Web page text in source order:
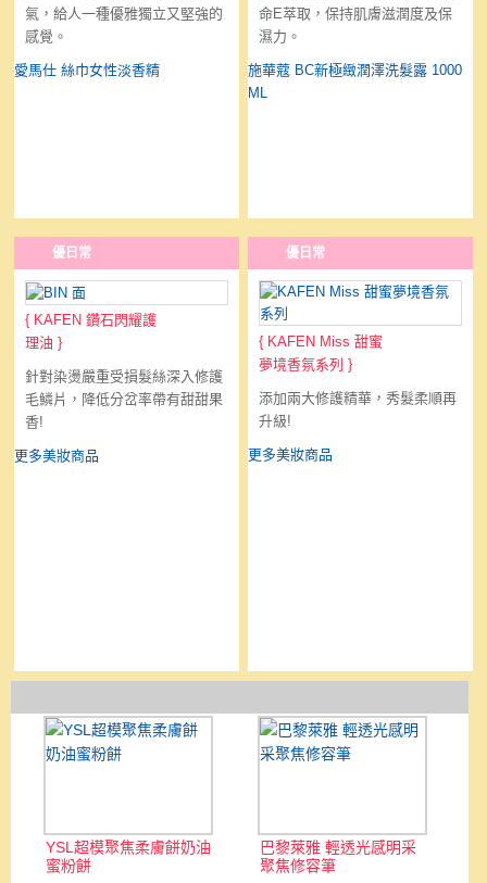
氣，給人一種優雅獨立又堅強的
感覺。
愛馬仕 絲巾女性淡香精
命E萃取，保持肌膚滋潤度及保
濕力。
施華蔻 BC新極緻潤澤洗髮露 1000
ML
優日常
{ KAFEN 鑽石閃耀護
理油 }
針對染燙嚴重受損髮絲深入修護
毛鱗片，降低分岔率帶有甜甜果
香!
更多美妝商品
優日常
{ KAFEN Miss 甜蜜
夢境香氛系列 }
添加兩大修護精華，秀髮柔順再
升級!
更多美妝商品
YSL超模聚焦柔膚餅奶油
蜜粉餅
巴黎萊雅 輕透光感明采
聚焦修容筆